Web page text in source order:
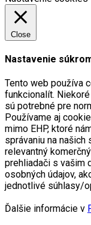
Close
Nastavenie
Tento web používa
funkcionalít.
sú potrebné pre
Používame aj
mimo EHP, ktoré
správaniu na
relevantný
prehliadači s vašim
osobných údajov,
jednotlivé súhlasy/
Ďalšie informácie v